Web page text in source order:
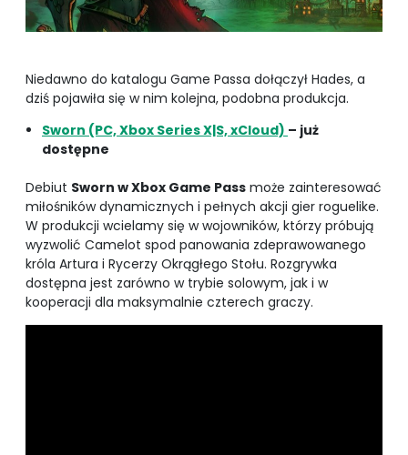
Niedawno do katalogu Game Passa dołączył Hades, a
dziś pojawiła się w nim kolejna, podobna produkcja.
Sworn (PC, Xbox Series X|S, xCloud) – już
dostępne
Debiut Sworn w Xbox Game Pass może zainteresować
miłośników dynamicznych i pełnych akcji gier roguelike.
W produkcji wcielamy się w wojowników, którzy próbują
wyzwolić Camelot spod panowania zdeprawowanego
króla Artura i Rycerzy Okrągłego Stołu. Rozgrywka
dostępna jest zarówno w trybie solowym, jak i w
kooperacji dla maksymalnie czterech graczy.